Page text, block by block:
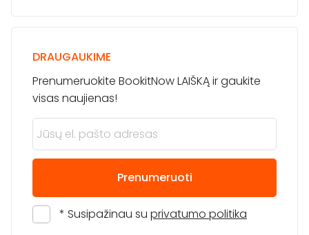
DRAUGAUKIME
Prenumeruokite BookitNow LAIŠKĄ ir gaukite
visas naujienas!
Prenumeruoti
* Susipažinau su privatumo politika